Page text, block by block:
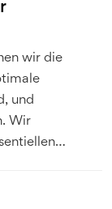
wir die
und
Wir
Pflanzen zu